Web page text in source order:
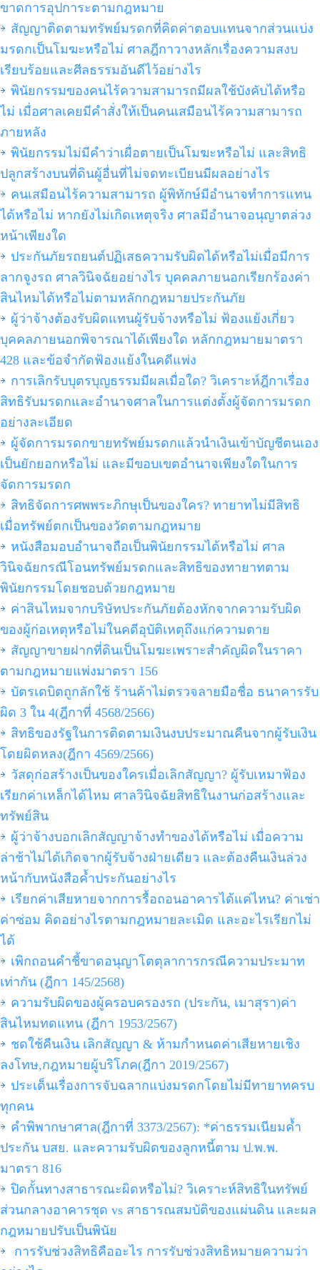
ขาดการอุปการะตามกฎหมาย
สัญญาติดตามทรัพย์มรดกที่คิดค่าตอบแทนจากส่วนแบ่ง
มรดกเป็นโมฆะหรือไม่ ศาลฎีกาวางหลักเรื่องความสงบ
เรียบร้อยและศีลธรรมอันดีไว้อย่างไร
พินัยกรรมของคนไร้ความสามารถมีผลใช้บังคับได้หรือ
ไม่ เมื่อศาลเคยมีคำสั่งให้เป็นคนเสมือนไร้ความสามารถ
ภายหลัง
พินัยกรรมไม่มีคำว่าเผื่อตายเป็นโมฆะหรือไม่ และสิทธิ
ปลูกสร้างบนที่ดินผู้อื่นที่ไม่จดทะเบียนมีผลอย่างไร
คนเสมือนไร้ความสามารถ ผู้พิทักษ์มีอำนาจทำการแทน
ได้หรือไม่ หากยังไม่เกิดเหตุจริง ศาลมีอำนาจอนุญาตล่วง
หน้าเพียงใด
ประกันภัยรถยนต์ปฏิเสธความรับผิดได้หรือไม่เมื่อมีการ
ลากจูงรถ ศาลวินิจฉัยอย่างไร บุคคลภายนอกเรียกร้องค่า
สินไหมได้หรือไม่ตามหลักกฎหมายประกันภัย
ผู้ว่าจ้างต้องรับผิดแทนผู้รับจ้างหรือไม่ ฟ้องแย้งเกี่ยว
บุคคลภายนอกพิจารณาได้เพียงใด หลักกฎหมายมาตรา
428 และข้อจำกัดฟ้องแย้งในคดีแพ่ง
การเลิกรับบุตรบุญธรรมมีผลเมื่อใด? วิเคราะห์ฎีกาเรื่อง
สิทธิรับมรดกและอำนาจศาลในการแต่งตั้งผู้จัดการมรดก
อย่างละเอียด
ผู้จัดการมรดกขายทรัพย์มรดกแล้วนำเงินเข้าบัญชีตนเอง
เป็นยักยอกหรือไม่ และมีขอบเขตอำนาจเพียงใดในการ
จัดการมรดก
สิทธิจัดการศพพระภิกษุเป็นของใคร? ทายาทไม่มีสิทธิ
เมื่อทรัพย์ตกเป็นของวัดตามกฎหมาย
หนังสือมอบอำนาจถือเป็นพินัยกรรมได้หรือไม่ ศาล
วินิจฉัยกรณีโอนทรัพย์มรดกและสิทธิของทายาทตาม
พินัยกรรมโดยชอบด้วยกฎหมาย
ค่าสินไหมจากบริษัทประกันภัยต้องหักจากความรับผิด
ของผู้ก่อเหตุหรือไม่ในคดีอุบัติเหตุถึงแก่ความตาย
สัญญาขายฝากที่ดินเป็นโมฆะเพราะสำคัญผิดในราคา
ตามกฎหมายแพ่งมาตรา 156
บัตรเดบิตถูกลักใช้ ร้านค้าไม่ตรวจลายมือชื่อ ธนาคารรับ
ผิด 3 ใน 4(ฎีกาที่ 4568/2566)
สิทธิของรัฐในการติดตามเงินงบประมาณคืนจากผู้รับเงิน
โดยผิดหลง(ฎีกา 4569/2566)
วัสดุก่อสร้างเป็นของใครเมื่อเลิกสัญญา? ผู้รับเหมาฟ้อง
เรียกค่าเหล็กได้ไหม ศาลวินิจฉัยสิทธิในงานก่อสร้างและ
ทรัพย์สิน
ผู้ว่าจ้างบอกเลิกสัญญาจ้างทำของได้หรือไม่ เมื่อความ
ล่าช้าไม่ได้เกิดจากผู้รับจ้างฝ่ายเดียว และต้องคืนเงินล่วง
หน้ากับหนังสือค้ำประกันอย่างไร
เรียกค่าเสียหายจากการรื้อถอนอาคารได้แค่ไหน? ค่าเช่า
ค่าซ่อม คิดอย่างไรตามกฎหมายละเมิด และอะไรเรียกไม่
ได้
เพิกถอนคำชี้ขาดอนุญาโตตุลาการกรณีความประมาท
เท่ากัน (ฎีกา 145/2568)
ความรับผิดของผู้ครอบครองรถ (ประกัน, เมาสุรา)ค่า
สินไหมทดแทน (ฎีกา 1953/2567)
ชดใช้คืนเงิน เลิกสัญญา & ห้ามกำหนดค่าเสียหายเชิง
ลงโทษ,กฎหมายผู้บริโภค(ฎีกา 2019/2567)
ประเด็นเรื่องการจับฉลากแบ่งมรดกโดยไม่มีทายาทครบ
ทุกคน
คำพิพากษาศาล(ฎีกาที่ 3373/2567): *ค่าธรรมเนียมค้ำ
ประกัน บสย. และความรับผิดของลูกหนี้ตาม ป.พ.พ.
มาตรา 816
ปิดกั้นทางสาธารณะผิดหรือไม่? วิเคราะห์สิทธิในทรัพย์
ส่วนกลางอาคารชุด vs สาธารณสมบัติของแผ่นดิน และผล
กฎหมายปรับเป็นพินัย
การรับช่วงสิทธิคืออะไร การรับช่วงสิทธิหมายความว่า